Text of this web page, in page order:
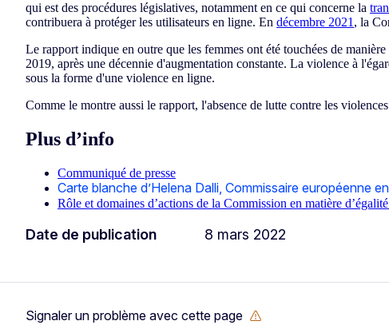
qui est des procédures législatives, notamment en ce qui concerne la
contribuera à protéger les utilisateurs en ligne. En décembre 2021 , la
Le rapport indique en outre que les femmes ont été touchées de
2019, après une décennie d'augmentation constante. La violence à
sous la forme d'une violence en ligne.
Comme le montre aussi le rapport, l'absence de lutte contre les
Plus d’info
Communiqué de presse
Carte blanche d’Helena Dalli, Commissaire européenne
Rôle et domaines d’actions de la Commission en matière
Date de publication 8 mars 2022
Signaler un problème avec cette page